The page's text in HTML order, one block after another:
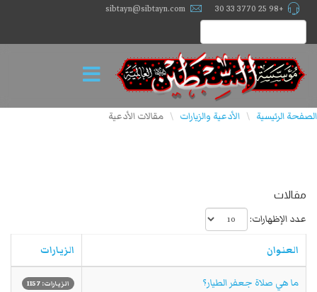
+98 25 3770 33 30
sibtayn@sibtayn.com
الصفحة الرئيسية \ الأدعية والزيارات \ مقالات الأدعية
مقالات
عدد الإظهارات:
العنوان الزيارات
ما هي صلاة جعفر الطيار؟ الزيارات: 1157